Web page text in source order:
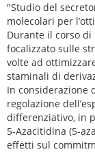
"Studio del
molecolari per
Durante il corso
focalizzato sulle
volte ad
staminali di
In considerazione
regolazione
differenziativo, in
5-Azacitidina (5-
effetti sul